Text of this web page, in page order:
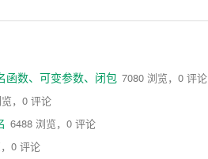
函数、可变参数、闭包 7080 浏览，0 评论
，0 评论
6488 浏览，0 评论
0 评论